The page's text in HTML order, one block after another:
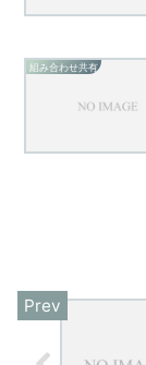
組み合わせ共有